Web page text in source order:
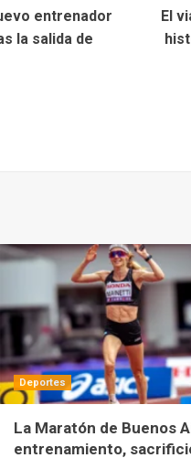
entrenador
la salida de
El
Deportes
La Maratón de Buenos
entrenamiento,